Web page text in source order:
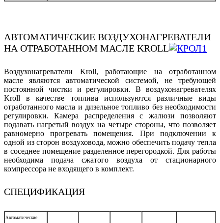
АВТОМАТИЧЕСКИЕ ВОЗДУХОНАГРЕВАТЕЛИ
НА ОТРАБОТАННОМ МАСЛЕ KROLL
Воздухонагреватели Kroll, работающие на отработанном
масле являются автоматической системой, не требующей
постоянной чистки и регулировки. В воздухонагревателях
Kroll в качестве топлива используются различные виды
отработанного масла и дизельное топливо без необходимости
регулировки. Камера распределения с жалюзи позволяют
подавать нагретый воздух на четыре стороны, что позволяет
равномерно прогревать помещения. При подключении к
одной из сторон воздуховода, можно обеспечить подачу тепла
в соседнее помещение разделенное перегородкой. Для работы
необходима подача сжатого воздуха от стационарного
компрессора не входящего в комплект.
СПЕЦИФИКАЦИЯ
Автоматические